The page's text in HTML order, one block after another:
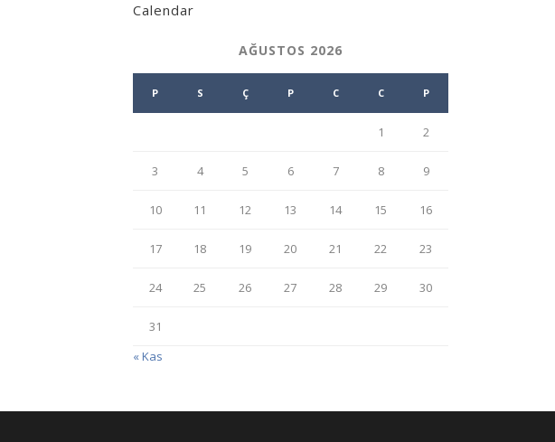
Calendar
AĞUSTOS 2026
P S Ç P C C P
1 2
3 4 5 6 7 8 9
10 11 12 13 14 15 16
17 18 19 20 21 22 23
24 25 26 27 28 29 30
31
« Kas